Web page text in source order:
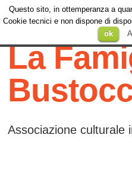
Menu
SKIP TO
La
Associazione culturale
Questo sito, in ottemperanza a
Cookie tecnici e non dispone di
ok